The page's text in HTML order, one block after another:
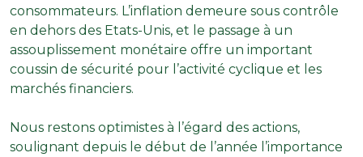
consommateurs. L’inflation demeure sous contrôle
en dehors des Etats-Unis, et le passage à un
assouplissement monétaire offre un important
coussin de sécurité pour l’activité cyclique et les
marchés financiers.
Nous restons optimistes à l’égard des actions,
soulignant depuis le début de l’année l’importance